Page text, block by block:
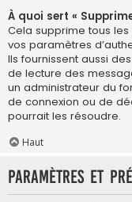
À quoi sert «
Cela supprime tous
vos paramètres
Ils fournissent aussi
de lecture des
un administrateur du
de connexion ou de
pourrait les résoudre.
Haut
Paramètres et